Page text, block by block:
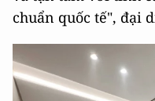
chuẩn quốc tế", đại